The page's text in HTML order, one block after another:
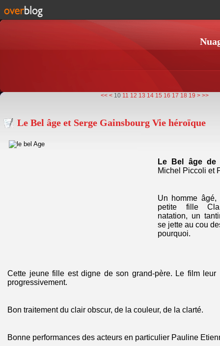
<< < 10 11 12 13 14 15 16 17 18 19 > >>
Le Bel âge et Serge Gainsbourg Vie héroïque
Le Bel âge de
Michel Piccoli et
Un homme
petite fille
natation, un
se jette au cou
pourquoi.
Cette jeune fille est digne de son grand-père. Le film leur
progressivement.
Bon traitement du clair obscur, de la couleur, de la clarté.
Bonne performances des acteurs en particulier Pauline